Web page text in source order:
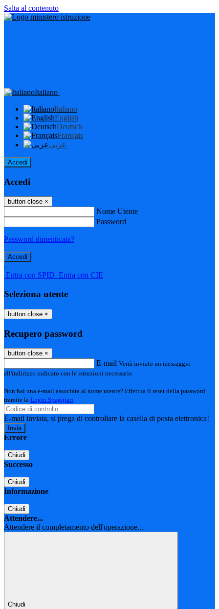
Salta al contenuto
Italiano
Italiano
English
Deutsch
Français
عربى
Accedi
Accedi
button close ×
Nome Utente
Password
Password dimenticata?
-
Entra con SPID Entra con CIE
Seleziona utente
button close ×
Recupero password
button close ×
E-mail Verrà inviato un messaggio
all'indirizzo indicato con le istruzioni necessarie.
Non hai una e-mail associata al nome utente? Effettua il reset della password
tramite la Login Spaggiari
E-mail inviata, si prega di controllare la casella di posta elettronica!
Errore
Chiudi
Successo
Chiudi
Informazione
Chiudi
Attendere...
Attendere il completamento dell'operazione...
Chiudi